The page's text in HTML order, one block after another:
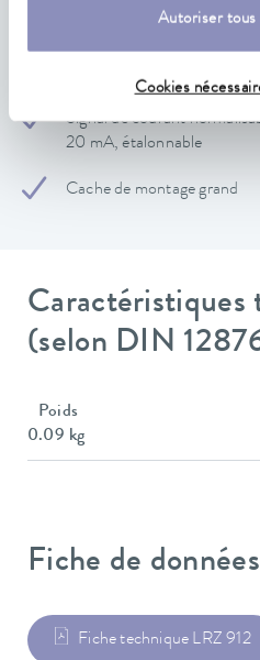
Autoriser tous
Cookies
Sortie de tension 20 V,
capteurs externes ou de
Signal de courant
20 mA, étalonnable
Cache de montage grand
Caractéristiques
(selon DIN
Poids
0.09 kg
Fiche de données
Fiche technique LRZ 912